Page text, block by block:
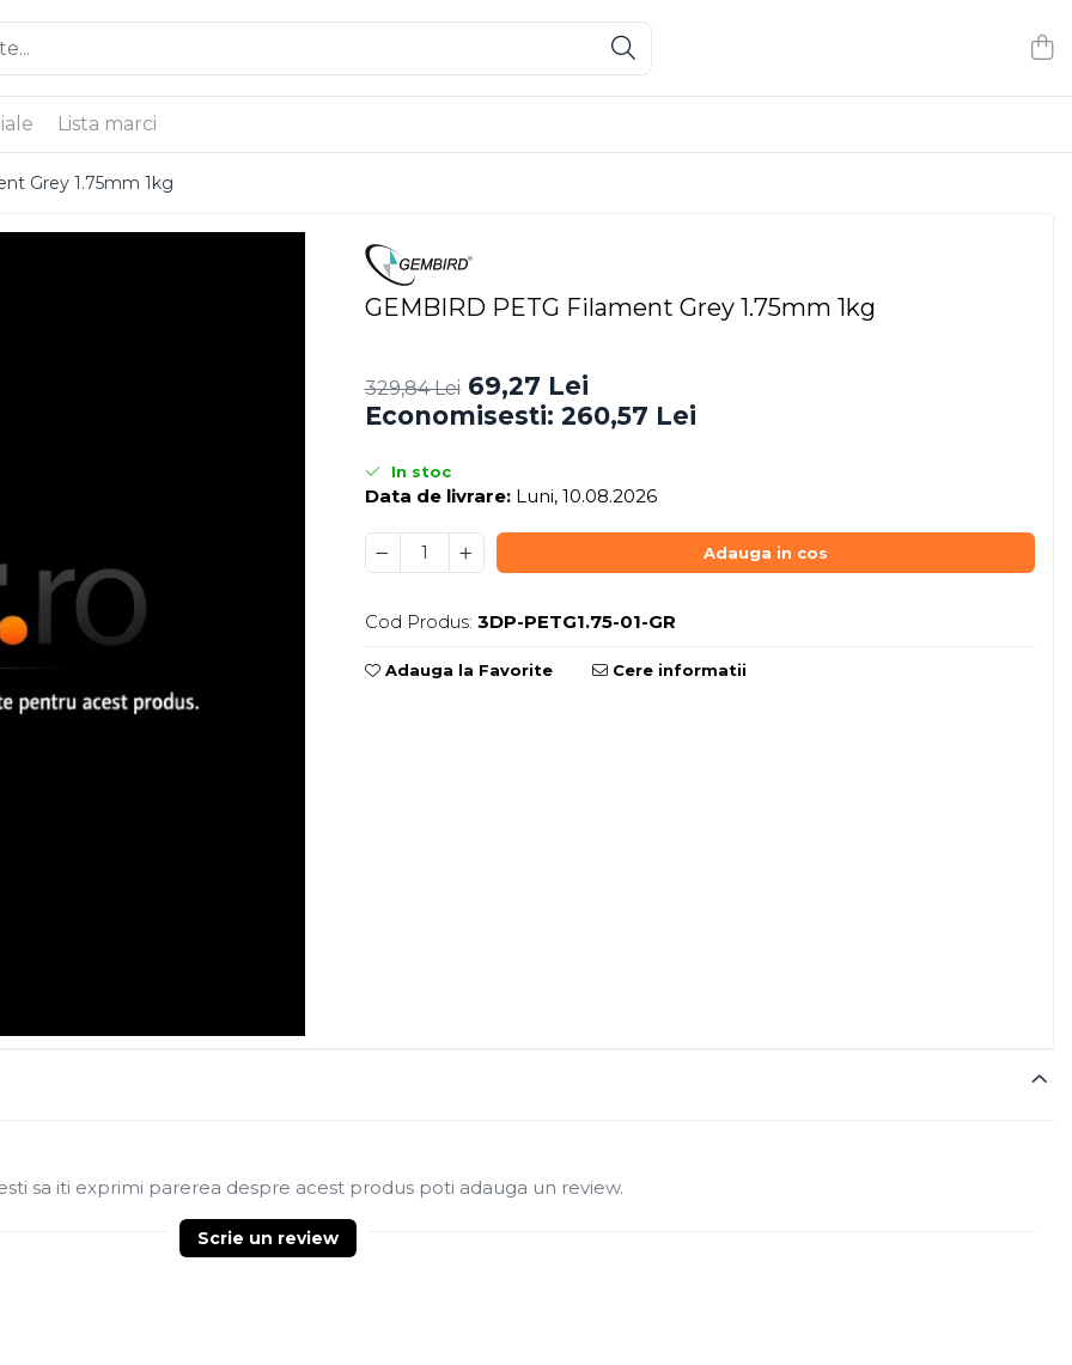
Lista marci
Grey 1.75mm 1kg
GEMBIRD PETG Filament Grey 1.75mm 1kg
329,84 Lei 69,27 Lei
Economisesti: 260,57 Lei
In stoc
Data de livrare:Luni, 10.08.2026
Adauga in cos
Cod Produs: 3DP-PETG1.75-01-GR
Adauga la Favorite Cere informatii
sa iti exprimi parerea despre acest produs poti adauga un review.
Scrie un review